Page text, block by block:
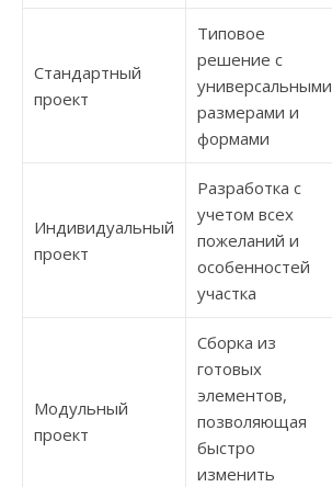
Стандартный
проект
Типовое
решение с
универсальными
размерами и
формами
Индивидуальный
проект
Разработка с
учетом всех
пожеланий и
особенностей
участка
Модульный
проект
Сборка из
готовых
элементов,
позволяющая
быстро
изменить